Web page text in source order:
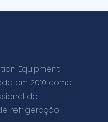
Equipment
em 2010 como
de
refrigeração